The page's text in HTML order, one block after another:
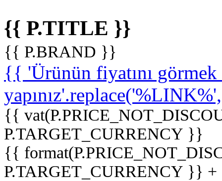
{{ P.TITLE }}
{{ P.BRAND }}
{{ 'Ürünün fiyatını
{{
P.TARGET_CURRENCY }}
{{
P.TARGET_CURRENCY }}